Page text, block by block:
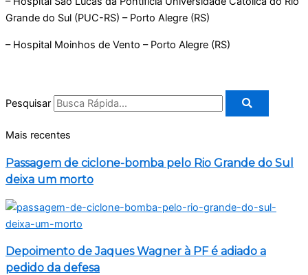
Grande do Sul (PUC-RS) – Porto Alegre (RS)
– Hospital Moinhos de Vento – Porto Alegre (RS)
Pesquisar
Mais recentes
Passagem de ciclone-bomba pelo Rio Grande do Sul
deixa um morto
Depoimento de Jaques Wagner à PF é adiado a
pedido da defesa